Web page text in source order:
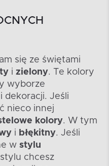
się ze świętami
i zielony. Te kolory
wyborze
dekoracji. Jeśli
nieco innej
kolory. W tym
i błękitny. Jeśli
w stylu
chcesz